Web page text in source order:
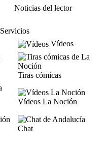
Noticias del lector
Servicios
Vídeos
Tiras cómicas
Vídeos La Noción
Chat